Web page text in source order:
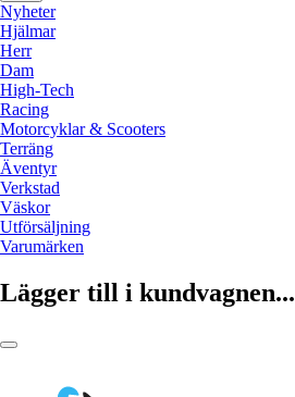
Nyheter
Hjälmar
Herr
Dam
High-Tech
Racing
Motorcyklar & Scooters
Terräng
Äventyr
Verkstad
Väskor
Utförsäljning
Varumärken
Lägger till i kundvagnen...